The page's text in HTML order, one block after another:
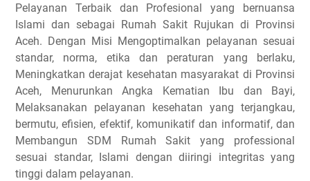
Pelayanan Terbaik dan Profesional yang bernuansa
Islami dan sebagai Rumah Sakit Rujukan di Provinsi
Aceh. Dengan Misi Mengoptimalkan pelayanan sesuai
standar, norma, etika dan peraturan yang berlaku,
Meningkatkan derajat kesehatan masyarakat di Provinsi
Aceh, Menurunkan Angka Kematian Ibu dan Bayi,
Melaksanakan pelayanan kesehatan yang terjangkau,
bermutu, efisien, efektif, komunikatif dan informatif, dan
Membangun SDM Rumah Sakit yang professional
sesuai standar, Islami dengan diiringi integritas yang
tinggi dalam pelayanan.